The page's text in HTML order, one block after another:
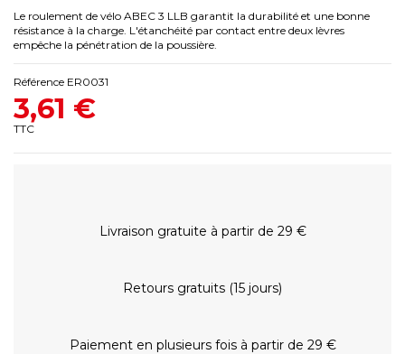
Le roulement de vélo ABEC 3 LLB garantit la durabilité et une bonne
résistance à la charge. L'étanchéité par contact entre deux lèvres
empêche la pénétration de la poussière.
Référence ER0031
3,61 €
TTC
Livraison gratuite à partir de 29 €
Retours gratuits (15 jours)
Paiement en plusieurs fois à partir de 29 €